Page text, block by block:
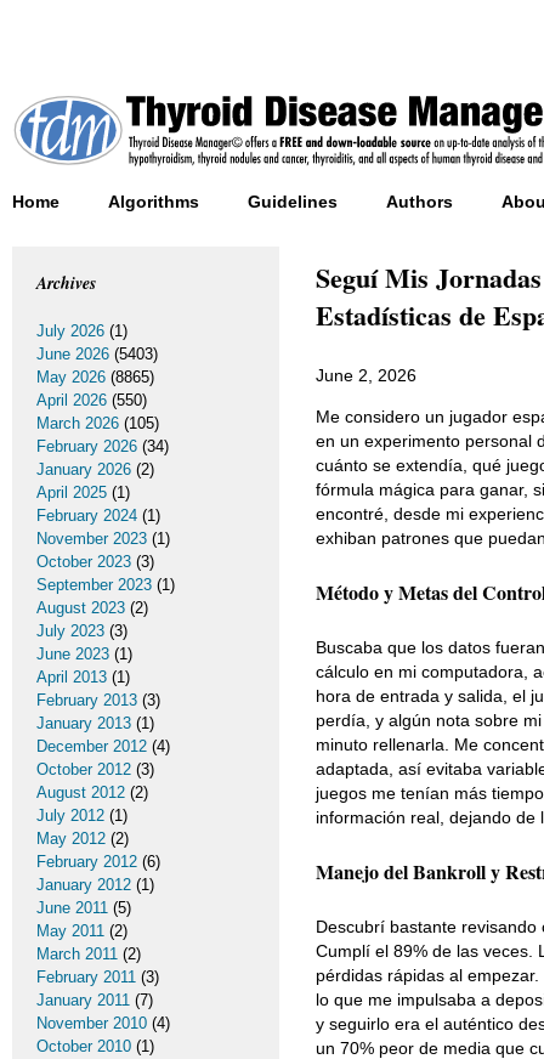
Home Algorithms Guidelines Authors
Seguí Mis
Estadísticas de
June 2, 2026
Me considero un jugador
en un experimento personal
cuánto se extendía, qué
fórmula mágica para ganar,
encontré, desde mi
exhiban patrones que
Método y Metas del
Buscaba que los datos
cálculo en mi computadora,
hora de entrada y salida, el
perdía, y algún nota sobre
minuto rellenarla. Me
adaptada, así evitaba
juegos me tenían más
información real, dejando
Manejo del Bankroll y
Descubrí bastante
Cumplí el 89% de las veces.
pérdidas rápidas al
lo que me impulsaba a
y seguirlo era el auténtico
un 70% peor de media que
Archives
July 2026 (1)
June 2026 (5403)
May 2026 (8865)
April 2026 (550)
March 2026 (105)
February 2026 (34)
January 2026 (2)
April 2025 (1)
February 2024 (1)
November 2023 (1)
October 2023 (3)
September 2023 (1)
August 2023 (2)
July 2023 (3)
June 2023 (1)
April 2013 (1)
February 2013 (3)
January 2013 (1)
December 2012 (4)
October 2012 (3)
August 2012 (2)
July 2012 (1)
May 2012 (2)
February 2012 (6)
January 2012 (1)
June 2011 (5)
May 2011 (2)
March 2011 (2)
February 2011 (3)
January 2011 (7)
November 2010 (4)
October 2010 (1)